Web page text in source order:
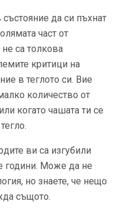
да си пъхнат
част от
са толкова
критици на
в теглото си. Вие
количество от
когато чашата ти се
ви са изгубили
години. Може да не
но знаете, че нещо
същото.